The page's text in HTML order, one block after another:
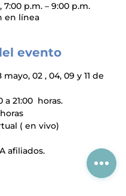
7:00 p.m. – 9:00 p.m.
en línea
evento
mayo, 02 , 04, 09 y 11 de
a 21:00  horas.
( en vivo)
afiliados.